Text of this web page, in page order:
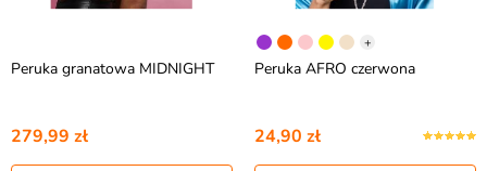
Peruka granatowa MIDNIGHT
279,99 zł
+
Peruka AFRO czerwona
24,90 zł